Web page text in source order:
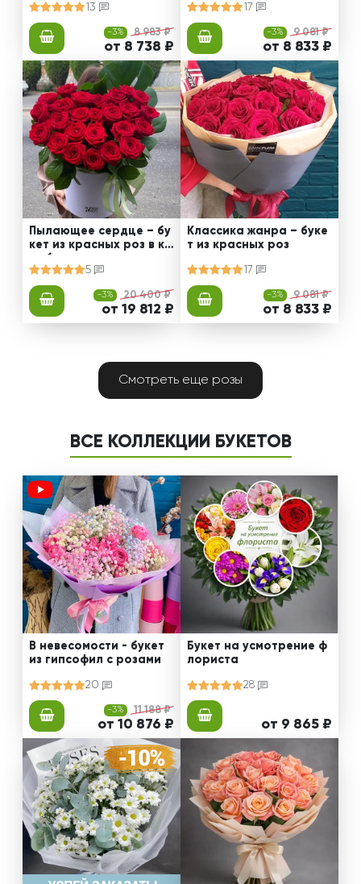
13
-3% 8 983 ₽
от 8 738 ₽
17
-3% 9 081 ₽
от 8 833 ₽
Пылающее сердце – бу
кет из красных роз в ко
робке
5
-3% 20 400 ₽
от 19 812 ₽
Классика жанра – буке
т из красных роз
17
-3% 9 081 ₽
от 8 833 ₽
Смотреть еще розы
ВСЕ КОЛЛЕКЦИИ БУКЕТОВ
В невесомости - букет
из гипсофил с розами
20
-3% 11 188 ₽
от 10 876 ₽
Букет на усмотрение ф
лориста
28
от 9 865 ₽